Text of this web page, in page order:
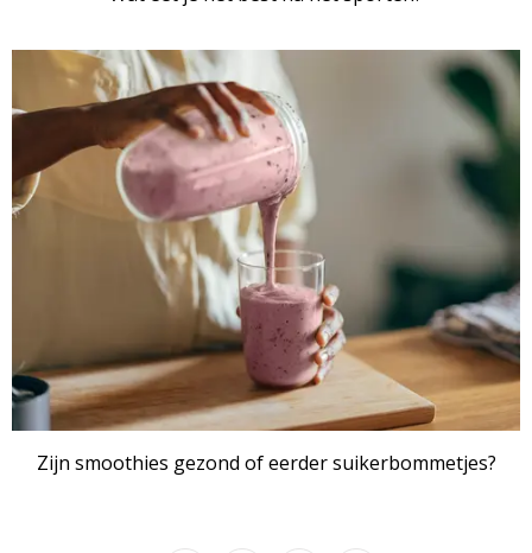
Zijn smoothies gezond of eerder suikerbommetjes?